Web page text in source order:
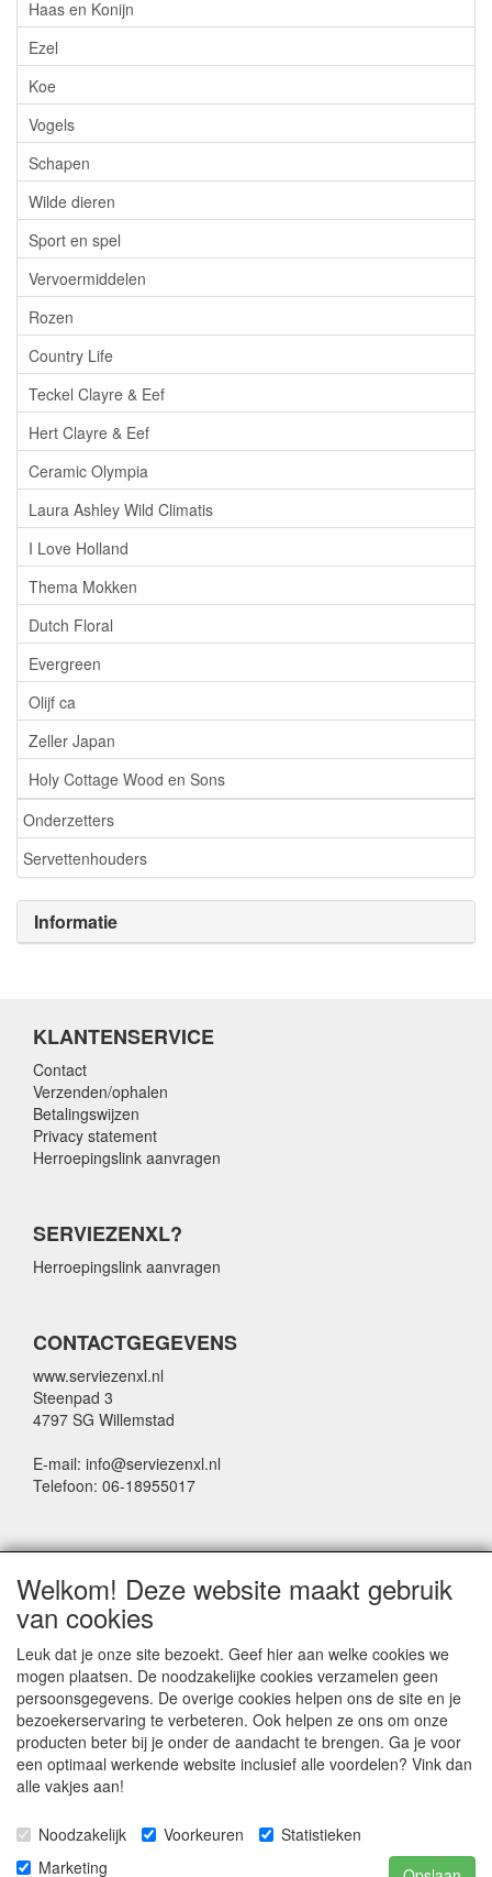
Haas en Konijn
Ezel
Koe
Vogels
Schapen
Wilde dieren
Sport en spel
Vervoermiddelen
Rozen
Country Life
Teckel Clayre & Eef
Hert Clayre & Eef
Ceramic Olympia
Laura Ashley Wild Climatis
I Love Holland
Thema Mokken
Dutch Floral
Evergreen
Olijf ca
Zeller Japan
Holy Cottage Wood en Sons
Onderzetters
Servettenhouders
Informatie
KLANTENSERVICE
Contact
Verzenden/ophalen
Betalingswijzen
Privacy statement
Herroepingslink aanvragen
SERVIEZENXL?
Herroepingslink aanvragen
CONTACTGEGEVENS
www.serviezenxl.nl
Steenpad 3
4797 SG Willemstad
E-mail: info@serviezenxl.nl
Telefoon: 06-18955017
Voornaam
Achternaam
E-mail
Welkom! Deze website maakt gebruik
van cookies
Leuk dat je onze site bezoekt. Geef hier aan welke cookies we
mogen plaatsen. De noodzakelijke cookies verzamelen geen
persoonsgegevens. De overige cookies helpen ons de site en je
bezoekerservaring te verbeteren. Ook helpen ze ons om onze
producten beter bij je onder de aandacht te brengen. Ga je voor
een optimaal werkende website inclusief alle voordelen? Vink dan
alle vakjes aan!
Noodzakelijk Voorkeuren
Statistieken
Marketing